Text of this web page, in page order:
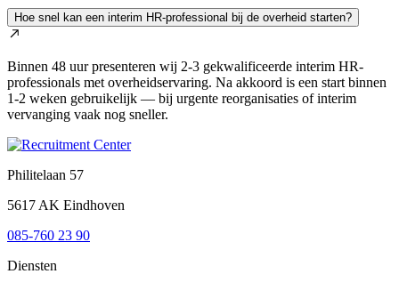
Hoe snel kan een interim HR-professional bij de overheid starten?
Binnen 48 uur presenteren wij 2-3 gekwalificeerde interim HR-
professionals met overheidservaring. Na akkoord is een start binnen
1-2 weken gebruikelijk — bij urgente reorganisaties of interim
vervanging vaak nog sneller.
Philitelaan 57
5617 AK Eindhoven
085-760 23 90
Diensten